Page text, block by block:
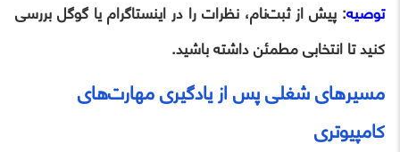
توصیه: پیش از ثبت‌نام، نظرات را در اینستاگرام یا گوگل بررسی
کنید تا انتخابی مطمئن داشته باشید.
مسیرهای شغلی پس از یادگیری مهارت‌های
کامپیوتری